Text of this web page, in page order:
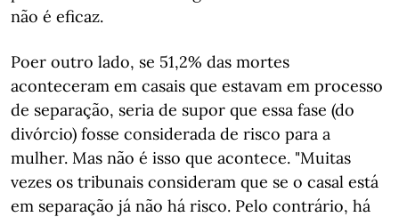
não é eficaz.
Poer outro lado, se 51,2% das mortes
aconteceram em casais que estavam em processo
de separação, seria de supor que essa fase (do
divórcio) fosse considerada de risco para a
mulher. Mas não é isso que acontece. "Muitas
vezes os tribunais consideram que se o casal está
em separação já não há risco. Pelo contrário, há